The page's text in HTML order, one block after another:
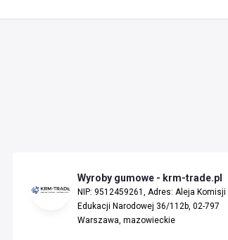
Wyroby gumowe - krm-trade.pl
NIP: 9512459261, Adres: Aleja Komisji
Edukacji Narodowej 36/112b, 02-797
Warszawa, mazowieckie